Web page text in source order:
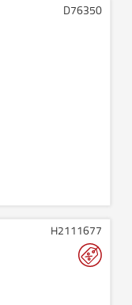
D76350
H2111677